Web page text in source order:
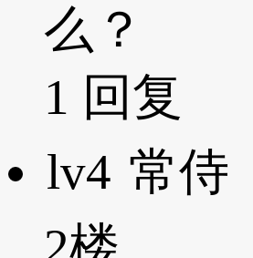
么？
1 回复
lv4 常侍
2楼